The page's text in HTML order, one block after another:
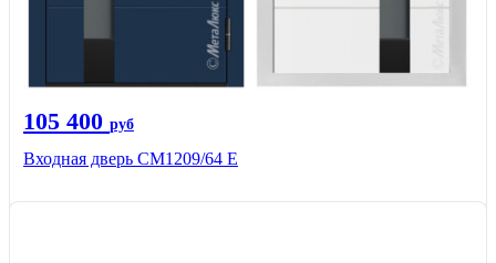
105 400 руб
Входная дверь CМ1209/64 Е